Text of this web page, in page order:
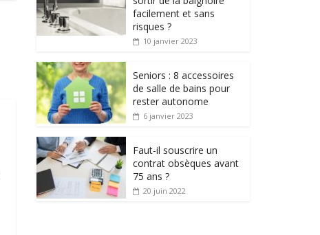
facilement et sans
risques ?
10 janvier 2023
Seniors : 8 accessoires
de salle de bains pour
rester autonome
6 janvier 2023
Faut-il souscrire un
contrat obsèques avant
75 ans ?
20 juin 2022